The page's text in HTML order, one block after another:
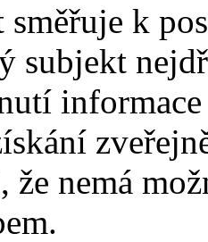
směřuje k
subjekt
že nemá